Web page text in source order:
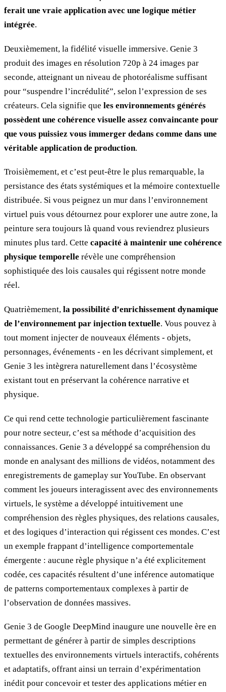
ferait une vraie application avec une logique métier
intégrée.
Deuxièmement, la fidélité visuelle immersive. Genie 3
produit des images en résolution 720p à 24 images par
seconde, atteignant un niveau de photoréalisme suffisant
pour “suspendre l’incrédulité”, selon l’expression de ses
créateurs. Cela signifie que les environnements générés
possèdent une cohérence visuelle assez convaincante pour
que vous puissiez vous immerger dedans comme dans une
véritable application de production.
Troisièmement, et c’est peut-être le plus remarquable, la
persistance des états systémiques et la mémoire contextuelle
distribuée. Si vous peignez un mur dans l’environnement
virtuel puis vous détournez pour explorer une autre zone, la
peinture sera toujours là quand vous reviendrez plusieurs
minutes plus tard. Cette capacité à maintenir une cohérence
physique temporelle révèle une compréhension
sophistiquée des lois causales qui régissent notre monde
réel.
Quatrièmement, la possibilité d’enrichissement dynamique
de l’environnement par injection textuelle. Vous pouvez à
tout moment injecter de nouveaux éléments - objets,
personnages, événements - en les décrivant simplement, et
Genie 3 les intègrera naturellement dans l’écosystème
existant tout en préservant la cohérence narrative et
physique.
Ce qui rend cette technologie particulièrement fascinante
pour notre secteur, c’est sa méthode d’acquisition des
connaissances. Genie 3 a développé sa compréhension du
monde en analysant des millions de vidéos, notamment des
enregistrements de gameplay sur YouTube. En observant
comment les joueurs interagissent avec des environnements
virtuels, le système a développé intuitivement une
compréhension des règles physiques, des relations causales,
et des logiques d’interaction qui régissent ces mondes. C’est
un exemple frappant d’intelligence comportementale
émergente : aucune règle physique n’a été explicitement
codée, ces capacités résultent d’une inférence automatique
de patterns comportementaux complexes à partir de
l’observation de données massives.
Genie 3 de Google DeepMind inaugure une nouvelle ère en
permettant de générer à partir de simples descriptions
textuelles des environnements virtuels interactifs, cohérents
et adaptatifs, offrant ainsi un terrain d’expérimentation
inédit pour concevoir et tester des applications métier en